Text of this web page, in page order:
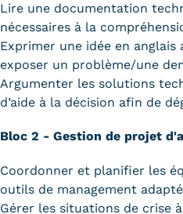
Lire une documentation
nécessaires à la
Exprimer une idée en
exposer un problème/une
Argumenter les solutions
d’aide à la décision afin de
Bloc 2 - Gestion de projet
Coordonner et planifier les
outils de management
Gérer les situations de crise